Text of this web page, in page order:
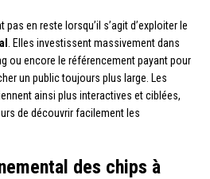
en reste lorsqu’il s’agit d’exploiter le
. Elles investissent massivement dans
ou encore le référencement payant pour
un public toujours plus large. Les
ainsi plus interactives et ciblées,
de découvrir facilement les
des chips à